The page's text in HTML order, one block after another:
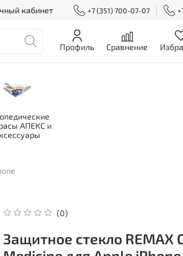
кабинет +7 (351) 700-07-07
Профиль Сравнение
АПЕКС и
(0)
Защитное стекло REMAX